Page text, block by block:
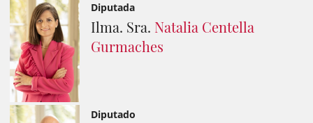
Diputada
Ilma. Sra. Natalia Centella
Gurmaches
Diputado